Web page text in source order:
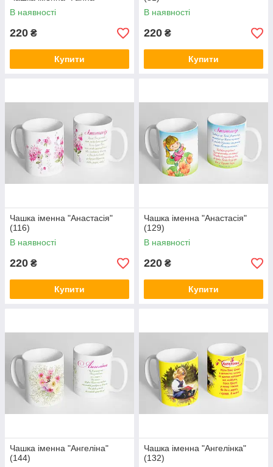
В наявності
220 ₴
Купити
В наявності
220 ₴
Купити
Чашка іменна "Анастасія"
(116)
В наявності
220 ₴
Купити
Чашка іменна "Анастасія"
(129)
В наявності
220 ₴
Купити
Чашка іменна "Ангеліна"
(144)
Чашка іменна "Ангелінка"
(132)